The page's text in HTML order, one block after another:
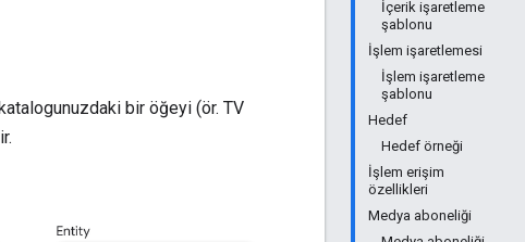
İçerik işaretleme
şablonu
İşlem işaretlemesi
İşlem işaretleme
şablonu
Hedef
Hedef örneği
İşlem erişim
özellikleri
Medya aboneliği
bir öğeyi (ör. TV